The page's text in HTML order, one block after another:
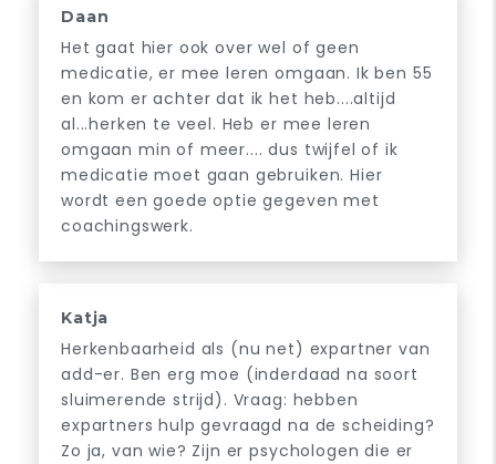
Daan
Het gaat hier ook over wel of geen
medicatie, er mee leren omgaan. Ik ben 55
en kom er achter dat ik het heb....altijd
al...herken te veel. Heb er mee leren
omgaan min of meer.... dus twijfel of ik
medicatie moet gaan gebruiken. Hier
wordt een goede optie gegeven met
coachingswerk.
Katja
Herkenbaarheid als (nu net) expartner van
add-er. Ben erg moe (inderdaad na soort
sluimerende strijd). Vraag: hebben
expartners hulp gevraagd na de scheiding?
Zo ja, van wie? Zijn er psychologen die er